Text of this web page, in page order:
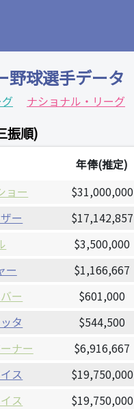
野球選手データ
ナショナル・リーグ
振順)
年俸(推定)
ョー
$31,000,000
ー
$17,142,857
$3,500,000
ー
$1,166,667
ー
$601,000
タ
$544,500
ナー
$6,916,667
ス
$19,750,000
ス
$19,750,000